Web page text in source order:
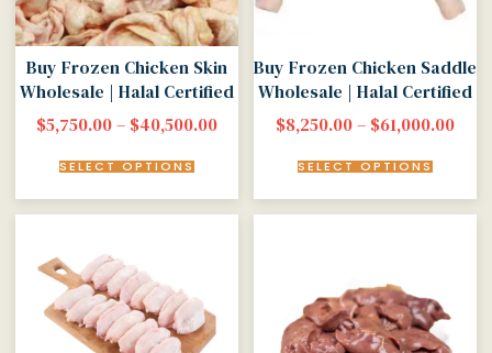
Buy Frozen Chicken Skin
Wholesale | Halal Certified
$5,750.00– $40,500.00
SELECT OPTIONS
Buy Frozen Chicken Saddle
Wholesale | Halal Certified
$8,250.00– $61,000.00
SELECT OPTIONS